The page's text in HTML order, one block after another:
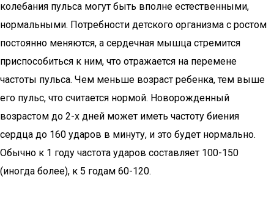
колебания пульса могут быть вполне естественными,
нормальными. Потребности детского организма с ростом
постоянно меняются, а сердечная мышца стремится
приспособиться к ним, что отражается на перемене
частоты пульса. Чем меньше возраст ребенка, тем выше
его пульс, что считается нормой. Новорожденный
возрастом до 2-х дней может иметь частоту биения
сердца до 160 ударов в минуту, и это будет нормально.
Обычно к 1 году частота ударов составляет 100-150
(иногда более), к 5 годам 60-120.